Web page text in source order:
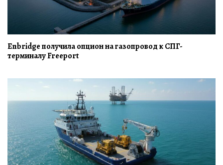
Enbridge получила опцион на газопровод к СПГ-
терминалу Freeport